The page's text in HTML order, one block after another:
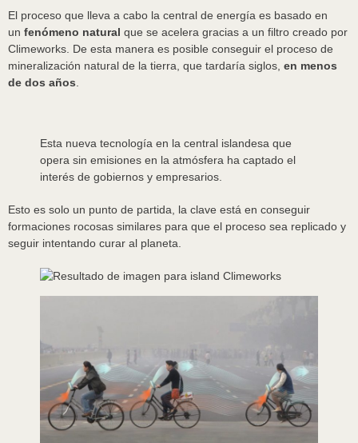
El proceso que lleva a cabo la central de energía es basado en
un fenómeno natural que se acelera gracias a un filtro creado por
Climeworks. De esta manera es posible conseguir el proceso de
mineralización natural de la tierra, que tardaría siglos, en menos
de dos años
Esta nueva tecnología en la central islandesa que
opera sin emisiones en la atmósfera ha captado el
interés de gobiernos y empresarios.
Esto es solo un punto de partida, la clave está en conseguir
formaciones rocosas similares para que el proceso sea replicado y
seguir intentando curar al planeta.